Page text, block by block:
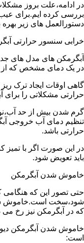
در ادامه،علت بروز
بررسی کرده ایم.برای عیب
دستورالعمل های زیر بهره
خرابی سنسور حرارتی
آبگرمکن های مدل های
در یک دمای مشخص که از
گاهی اوقات ایجاد ترک
حرارتی مشکلاتی را برای
گرم شدن بیش از حد
تنظیم دمای آب خروجی
حرارتی باشد.
در این صورت اگر با
باید تعویض شود.
خاموش شدن آبگرمکن
حتی تصور این که
شود،سخت است.خاموش
که در آبگرمکن نیز رخ می
خاموش شدن آبگرمکن
است: